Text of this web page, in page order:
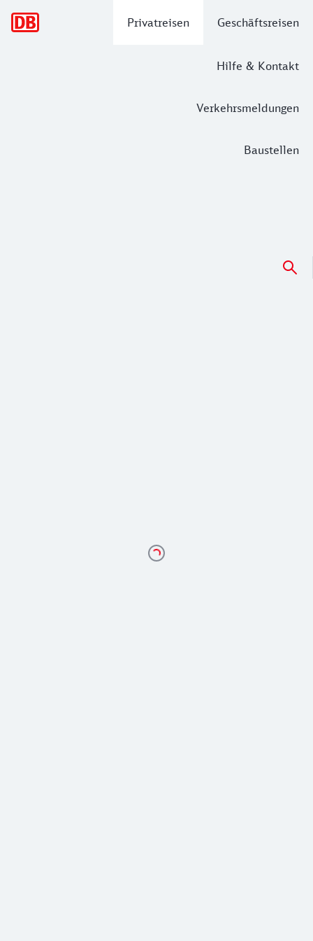
Privatreisen Geschäftsreisen
Hilfe & Kontakt
Verkehrsmeldungen
Baustellen